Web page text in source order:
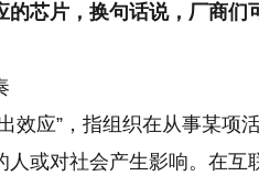
的芯片，换句话说，厂商
效应”，指组织在从事某项
人或对社会产生影响。在